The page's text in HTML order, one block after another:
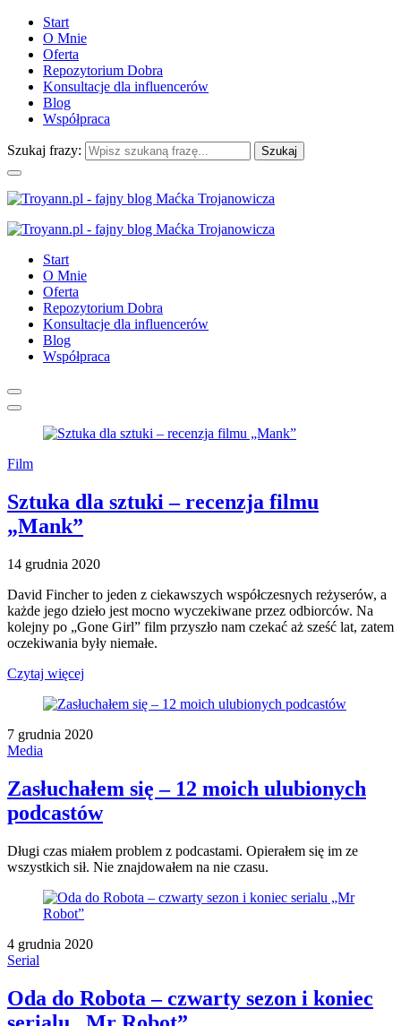
Start
O Mnie
Oferta
Repozytorium Dobra
Konsultacje dla influencerów
Blog
Współpraca
Szukaj frazy:
Start
O Mnie
Oferta
Repozytorium Dobra
Konsultacje dla influencerów
Blog
Współpraca
Film
Sztuka dla sztuki – recenzja filmu
„Mank”
14 grudnia 2020
David Fincher to jeden z ciekawszych współczesnych reżyserów, a
każde jego dzieło jest mocno wyczekiwane przez odbiorców. Na
kolejny po „Gone Girl” film przyszło nam czekać aż sześć lat, zatem
oczekiwania były niemałe.
Czytaj więcej
7 grudnia 2020
Media
Zasłuchałem się – 12 moich ulubionych
podcastów
Długi czas miałem problem z podcastami. Opierałem się im ze
wszystkich sił. Nie znajdowałem na nie czasu.
4 grudnia 2020
Serial
Oda do Robota – czwarty sezon i koniec